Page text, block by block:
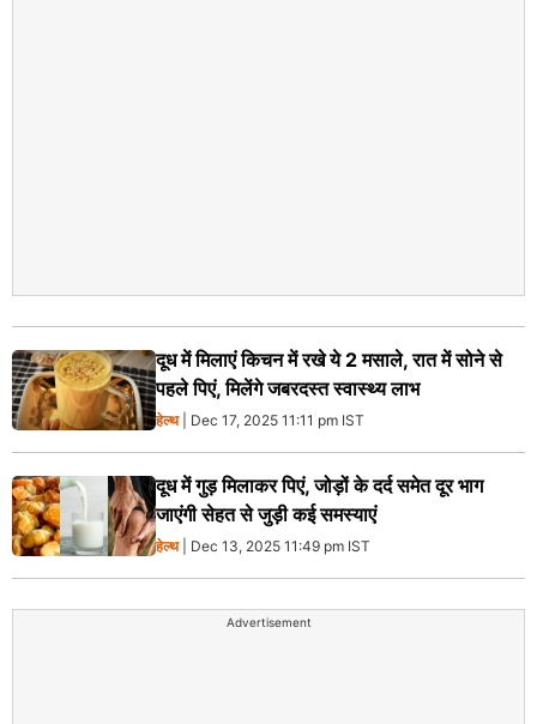
दूध में मिलाएं किचन में रखे ये 2 मसाले, रात में सोने से
पहले पिएं, मिलेंगे जबरदस्त स्वास्थ्य लाभ
हेल्थ| Dec 17, 2025 11:11 pm IST
दूध में गुड़ मिलाकर पिएं, जोड़ों के दर्द समेत दूर भाग
जाएंगी सेहत से जुड़ी कई समस्याएं
हेल्थ| Dec 13, 2025 11:49 pm IST
Advertisement